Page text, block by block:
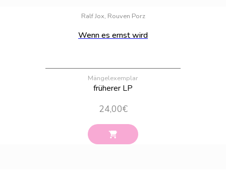
Ralf Jox, Rouven Porz
Wenn es ernst wird
Mängelexemplar
früherer LP
24,00€